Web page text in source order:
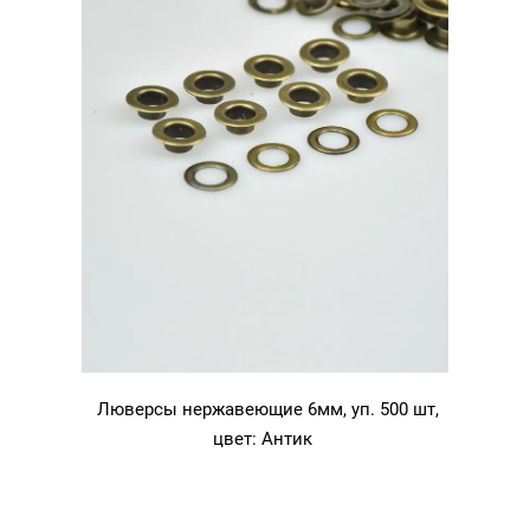
Люверсы нержавеющие 6мм, уп. 500 шт,
цвет: Антик